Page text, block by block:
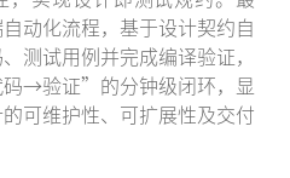
动化流程，基于设计契约自
测试用例并完成编译验证，
→验证”的分钟级闭环，显
可维护性、可扩展性及交付